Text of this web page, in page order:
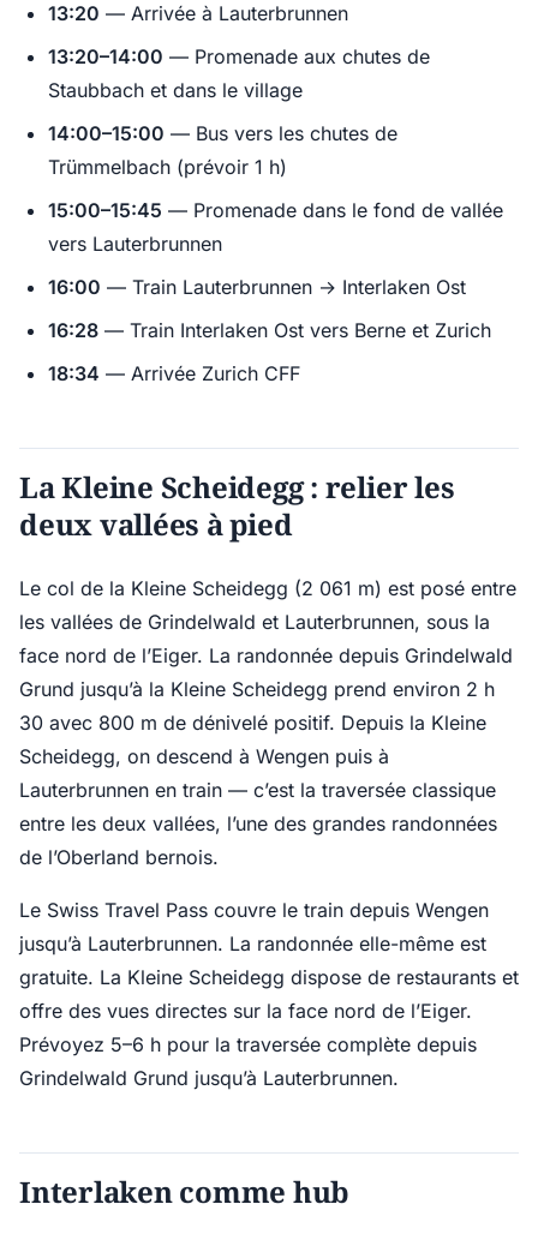
13:20 — Arrivée à Lauterbrunnen
13:20–14:00 — Promenade aux chutes de
Staubbach et dans le village
14:00–15:00 — Bus vers les chutes de
Trümmelbach (prévoir 1 h)
15:00–15:45 — Promenade dans le fond de vallée
vers Lauterbrunnen
16:00 — Train Lauterbrunnen → Interlaken Ost
16:28 — Train Interlaken Ost vers Berne et Zurich
18:34 — Arrivée Zurich CFF
La Kleine Scheidegg : relier les
deux vallées à pied
Le col de la Kleine Scheidegg (2 061 m) est posé entre
les vallées de Grindelwald et Lauterbrunnen, sous la
face nord de l’Eiger. La randonnée depuis Grindelwald
Grund jusqu’à la Kleine Scheidegg prend environ 2 h
30 avec 800 m de dénivelé positif. Depuis la Kleine
Scheidegg, on descend à Wengen puis à
Lauterbrunnen en train — c’est la traversée classique
entre les deux vallées, l’une des grandes randonnées
de l’Oberland bernois.
Le Swiss Travel Pass couvre le train depuis Wengen
jusqu’à Lauterbrunnen. La randonnée elle-même est
gratuite. La Kleine Scheidegg dispose de restaurants et
offre des vues directes sur la face nord de l’Eiger.
Prévoyez 5–6 h pour la traversée complète depuis
Grindelwald Grund jusqu’à Lauterbrunnen.
Interlaken comme hub